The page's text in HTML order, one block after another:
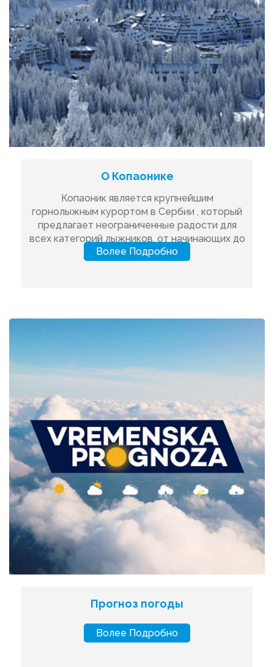
О Копаонике
Копаоник является крупнейшим
горнолыжным курортом в Сербии , который
предлагает неограниченные радости для
всех категорий лыжников, от начинающих до
выс...
Bолее Подробно
Прогноз погоды
Bолее Подробно